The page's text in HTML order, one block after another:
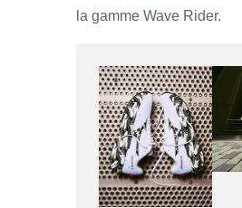
la gamme Wave Rider.